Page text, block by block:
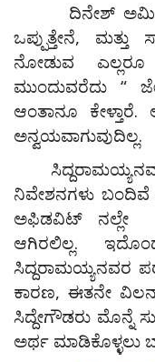
ದಿನೇಶ್ ಅಮಿನ್
ಒಪ್ಪುತ್ತೇನೆ,
ನೋಡುವ ಎಲ್ಲರೂ
ಮುಂದುವರೆದು “
ಆಂತಾನೂ
ಅನ್ವಯವಾಗುವುದಿಲ್ಲ.
ನಿವೇಶನಗಳು ಬಂದಿವೆ
ಅಫಿಡವಿಟ್‌ ನಲ್ಲೇ
ಆಗಿರಲಿಲ್ಲ.
ಸಿದ್ದರಾಮಯ್ಯನವರ
ಕಾರಣ, ಈತನೇ
ಸಿದ್ದೇಗೌಡರು ಮೊನ್ನೆ
ಅರ್ಥ ಮಾಡಿಕೊಳ್ಳಲು